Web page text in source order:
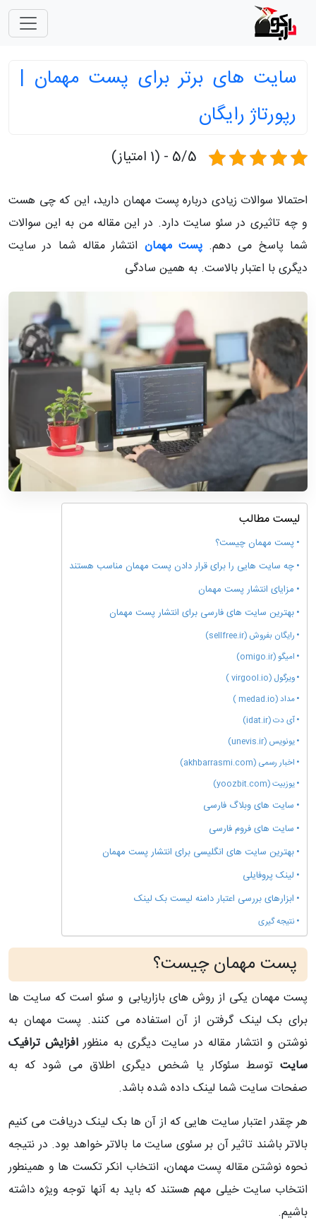
سایت های برتر برای پست مهمان |
رپورتاژ رایگان
5/5 - (1 امتیاز)
احتمالا سوالات زیادی درباره پست مهمان دارید، این که چی هست
و چه تاثیری در سئو سایت دارد. در این مقاله من به این سوالات
شما پاسخ می دهم.پست مهمان انتشار مقاله شما در سایت
دیگری با اعتبار بالاست. به همین سادگی
لیست مطالب
پست مهمان چیست؟
چه سایت هایی را برای قرار دادن پست مهمان مناسب هستند
مزایای انتشار پست مهمان
بهترین سایت های فارسی برای انتشار پست مهمان
رایگان بفروش (sellfree.ir)
امیگو (omigo.ir)
ویرگول (virgool.io )
مداد (medad.io )
آی دت (idat.ir)
یونویس (unevis.ir)
اخبار رسمی (akhbarrasmi.com)
یوزبیت (yoozbit.com)
سایت های وبلاگ فارسی
سایت های فروم فارسی
بهترین سایت های انگلیسی برای انتشار پست مهمان
لینک پروفایلی
ابزارهای بررسی اعتبار دامنه لیست بک لینک
نتیجه گیری
پست مهمان چیست؟
پست مهمان یکی از روش های بازاریابی و سئو است که سایت ها
برای بک لینک گرفتن از آن استفاده می کنند. پست مهمان به
نوشتن و انتشار مقاله در سایت دیگری به منظورافزایش ترافیک
سایت توسط سئوکار یا شخص دیگری اطلاق می شود که به
صفحات سایت شما لینک داده شده باشد.
هر چقدر اعتبار سایت هایی که از آن ها بک لینک دریافت می کنیم
بالاتر باشند تاثیر آن بر سئوی سایت ما بالاتر خواهد بود. در نتیجه
نحوه نوشتن مقاله پست مهمان، انتخاب انکر تکست ها و همینطور
انتخاب سایت خیلی مهم هستند که باید به آنها توجه ویژه داشته
باشیم.